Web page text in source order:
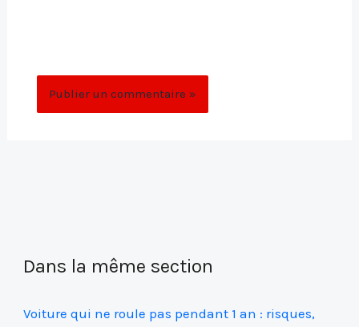
Dans la même section
Voiture qui ne roule pas pendant 1 an : risques,